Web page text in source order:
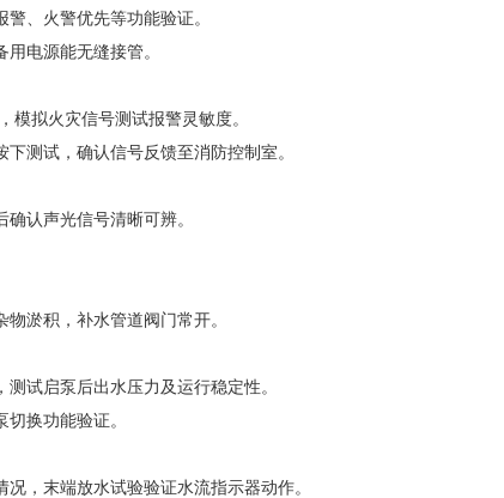
、火警优先等功能验证。
电源能无缝接管。
模拟火灾信号测试报警灵敏度。
测试，确认信号反馈至消防控制室。
认声光信号清晰可辨。
淤积，补水管道阀门常开。
试启泵后出水压力及运行稳定性。
换功能验证。
，末端放水试验验证水流指示器动作。